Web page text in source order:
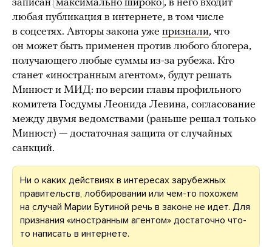
записан максимально широко , в него входит
любая публикация в интернете, в том числе
в соцсетях. Авторы закона уже признали, что
он может быть применен против любого блогера,
получающего любые суммы из-за рубежа. Кто
станет «иностранным агентом», будут решать
Минюст и МИД: по версии главы профильного
комитета Госдумы Леонида Левина, согласование
между двумя ведомствами (раньше решал только
Минюст) — достаточная защита от случайных
санкций.
Ни о каких действиях в интересах зарубежных
правительств, лоббировании или чем-то похожем
на случай Марии Бутиной речь в законе не идет. Для
признания «иностранным агентом» достаточно что-
то написать в интернете.